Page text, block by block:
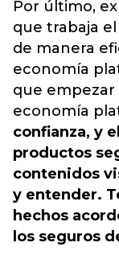
Por último,
que trabaja
de manera
economía
que empezar
economía
confianza, y
productos
contenidos
y entender.
hechos
los seguros